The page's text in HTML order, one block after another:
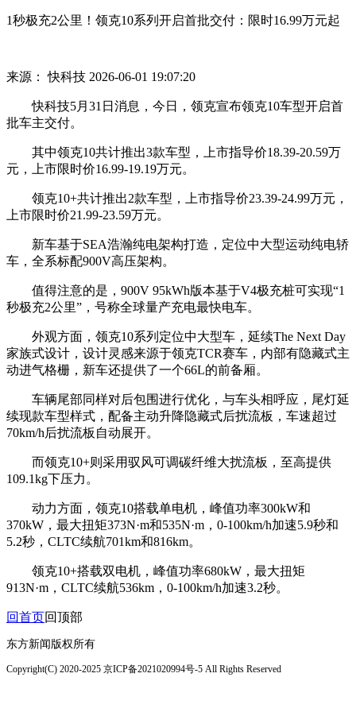
1秒极充2公里！领克10系列开启首批交付：限时16.99万元起
来源： 快科技 2026-06-01 19:07:20
快科技5月31日消息，今日，领克宣布领克10车型开启首
批车主交付。
其中领克10共计推出3款车型，上市指导价18.39-20.59万
元，上市限时价16.99-19.19万元。
领克10+共计推出2款车型，上市指导价23.39-24.99万元，
上市限时价21.99-23.59万元。
新车基于SEA浩瀚纯电架构打造，定位中大型运动纯电轿
车，全系标配900V高压架构。
值得注意的是，900V 95kWh版本基于V4极充桩可实现“1
秒极充2公里”，号称全球量产充电最快电车。
外观方面，领克10系列定位中大型车，延续The Next Day
家族式设计，设计灵感来源于领克TCR赛车，内部有隐藏式主
动进气格栅，新车还提供了一个66L的前备厢。
车辆尾部同样对后包围进行优化，与车头相呼应，尾灯延
续现款车型样式，配备主动升降隐藏式后扰流板，车速超过
70km/h后扰流板自动展开。
而领克10+则采用驭风可调碳纤维大扰流板，至高提供
109.1kg下压力。
动力方面，领克10搭载单电机，峰值功率300kW和
370kW，最大扭矩373N·m和535N·m，0-100km/h加速5.9秒和
5.2秒，CLTC续航701km和816km。
领克10+搭载双电机，峰值功率680kW，最大扭矩
913N·m，CLTC续航536km，0-100km/h加速3.2秒。
回首页回顶部
东方新闻版权所有
Copyright(C) 2020-2025 京ICP备2021020994号-5 All Rights Reserved